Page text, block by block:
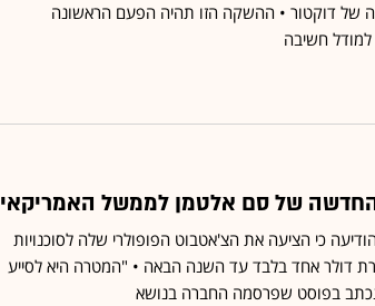
של דוקטור • ההשקה הזו תהיה הפעם הראשונה
חשיבה
של סם אלטמן לממשל האמריקאי
כי הציעה את הצ'אטבוט הפופולרי שלה לסוכנויות
דולר אחד בלבד עד השנה הבאה • "המטרה היא לסייע
בפוסט שפרסמה החברה בנושא